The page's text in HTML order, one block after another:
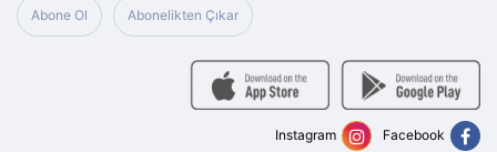
Abone Ol Abonelikten Çıkar
Facebook
Instagram